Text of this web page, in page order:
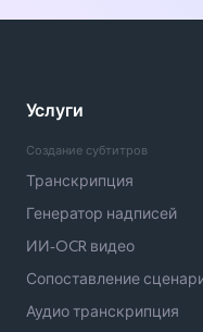
Услуги
Создание субтитров
Транскрипция
Генератор надписей
ИИ-OCR видео
Сопоставление
Аудио транскрипция